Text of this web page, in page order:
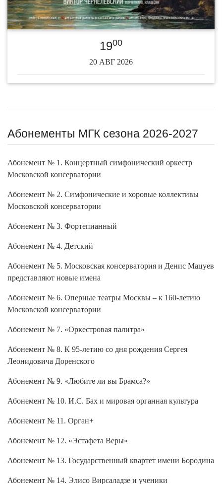
1900
20 АВГ 2026
Абонементы МГК сезона 2026-2027
Абонемент № 1. Концертный симфонический оркестр
Московской консерватории
Абонемент № 2. Симфонические и хоровые коллективы
Московской консерватории
Абонемент № 3. Фортепианный
Абонемент № 4. Детский
Абонемент № 5. Московская консерватория и Денис Мацуев
представляют новые имена
Абонемент № 6. Оперные театры Москвы – к 160-летию
Московской консерватории
Абонемент № 7. «Оркестровая палитра»
Абонемент № 8. К 95-летию со дня рождения Сергея
Леонидовича Доренского
Абонемент № 9. «Любите ли вы Брамса?»
Абонемент № 10. И.С. Бах и мировая органная культура
Абонемент № 11. Орган+
Абонемент № 12. «Эстафета Веры»
Абонемент № 13. Государственный квартет имени Бородина
Абонемент № 14. Элисо Вирсаладзе и ученики